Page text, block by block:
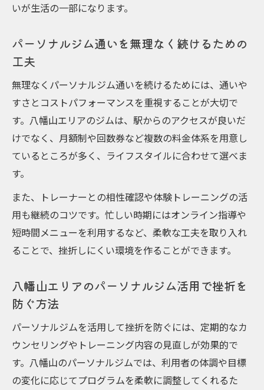
いが生活の一部になります。
パーソナルジム通いを無理なく続けるための
工夫
無理なくパーソナルジム通いを続けるためには、通いや
すさとコストパフォーマンスを重視することが大切で
す。八幡山エリアのジムは、駅からのアクセスが良いだ
けでなく、月額制や回数券など複数の料金体系を用意し
ているところが多く、ライフスタイルに合わせて選べま
す。
また、トレーナーとの相性確認や体験トレーニングの活
用も継続のコツです。忙しい時期にはオンライン指導や
短時間メニューを利用するなど、柔軟な工夫を取り入れ
ることで、挫折しにくい環境を作ることができます。
八幡山エリアのパーソナルジム活用で挫折を
防ぐ方法
パーソナルジムを活用して挫折を防ぐには、定期的なカ
ウンセリングやトレーニング内容の見直しが効果的で
す。八幡山のパーソナルジムでは、利用者の体調や目標
の変化に応じてプログラムを柔軟に調整してくれるた